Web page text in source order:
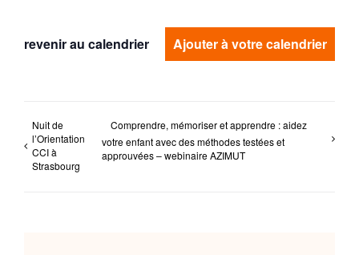
revenir au calendrier Ajouter à votre calendrier
Nuit de
l’Orientation
CCI à
Strasbourg
Comprendre, mémoriser et apprendre : aidez
votre enfant avec des méthodes testées et
approuvées – webinaire AZIMUT